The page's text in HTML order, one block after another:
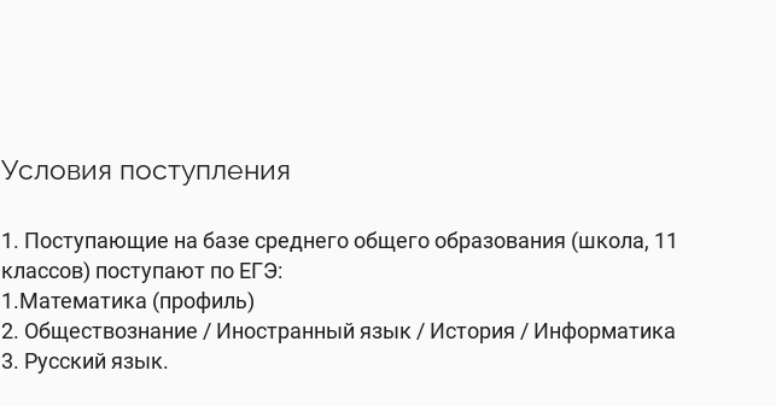
Условия поступления
1. Поступающие на базе среднего общего образования (школа, 11
классов) поступают по ЕГЭ:
1.Математика (профиль)
2. Обществознание / Иностранный язык / История / Информатика
3. Русский язык.